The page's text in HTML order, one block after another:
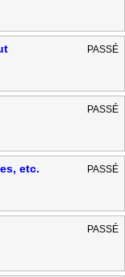
PASSÉ
PASSÉ
etc.
PASSÉ
PASSÉ